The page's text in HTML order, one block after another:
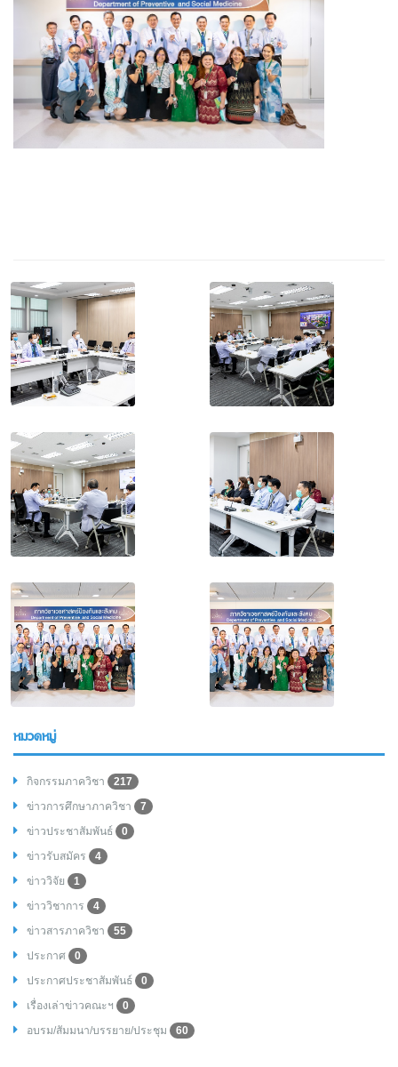
หมวดหมู่
กิจกรรมภาควิชา
217
ข่าวการศึกษาภาควิชา
7
ข่าวประชาสัมพันธ์
0
ข่าวรับสมัคร
4
ข่าววิจัย
1
ข่าววิชาการ
4
ข่าวสารภาควิชา
55
ประกาศ
0
ประกาศประชาสัมพันธ์
0
เรื่องเล่าข่าวคณะฯ
0
อบรม/สัมมนา/บรรยาย/ประชุม
60